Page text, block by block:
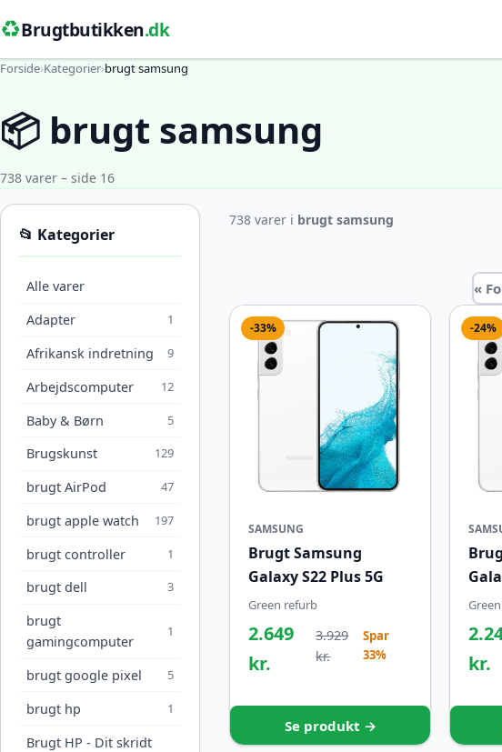
♻️Brugtbutikken.dk
Forside›Kategorier›brugt samsung
📦 brugt samsung
738 varer – side 16
📂 Kategorier
Alle varer
Adapter
1
Afrikansk indretning 9
Arbejdscomputer 12
Baby & Børn 5
Brugskunst 129
brugt AirPod 47
brugt apple watch 197
brugt controller 1
brugt dell 3
brugt
gamingcomputer
1
brugt google pixel 5
brugt hp 1
Brugt HP - Dit skridt
738 varer i brugt samsung
«
-33%
SAMSUNG
Brugt Samsung
Galaxy S22 Plus 5G
Green refurb
2.649
kr.
3.929
kr.
Spar
33%
Se produkt →
-24%
kr.